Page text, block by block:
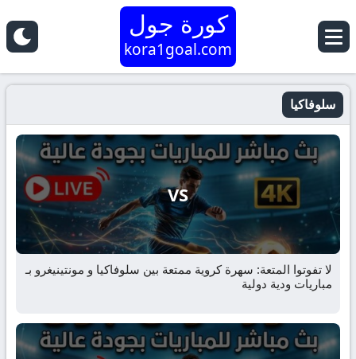
كورة جول
kora1goal.com
سلوفاكيا
VS
لا تفوتوا المتعة: سهرة كروية ممتعة بين سلوفاكيا و مونتينيغرو بـ
مباريات ودية دولية